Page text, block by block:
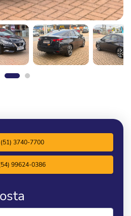
(51) 3740-7700
99624-0386